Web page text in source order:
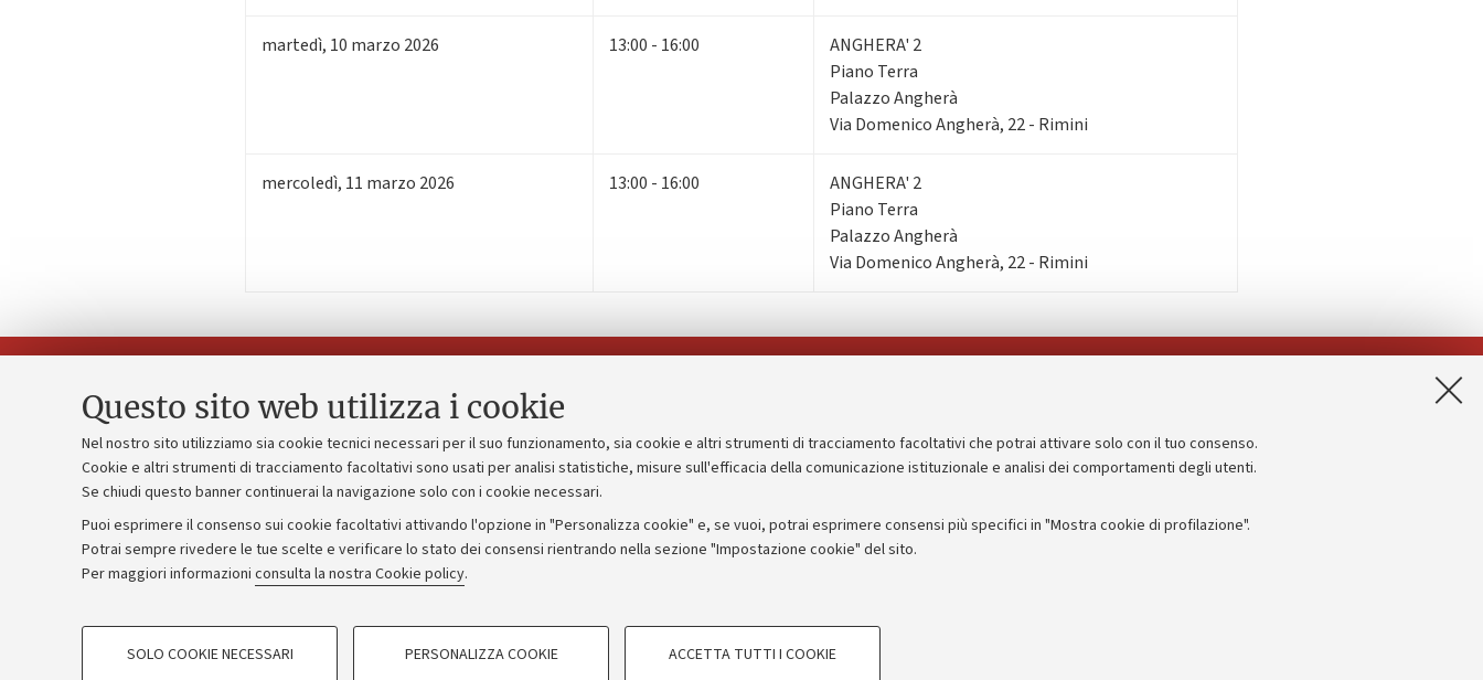
Questo sito web utilizza i cookie
Nel nostro sito utilizziamo sia cookie tecnici necessari per il suo funzionamento, sia cookie e altri strumenti di tracciamento facoltativi che potrai attivare solo con il tuo consenso.
Cookie e altri strumenti di tracciamento facoltativi sono usati per analisi statistiche, misure sull'efficacia della comunicazione istituzionale e analisi dei comportamenti degli utenti.
Se chiudi questo banner continuerai la navigazione solo con i cookie necessari.
Puoi esprimere il consenso sui cookie facoltativi attivando l'opzione in "Personalizza cookie" e, se vuoi, potrai esprimere consensi più specifici in "Mostra cookie di profilazione".
Potrai sempre rivedere le tue scelte e verificare lo stato dei consensi rientrando nella sezione "Impostazione cookie" del sito.
Per maggiori informazioni consulta la nostra Cookie policy.
COOKIE DI PROFILAZIONE - FACOLTATIVI COOKIE TECNICI - NECESSARI
SOLO COOKIE NECESSARI PERSONALIZZA COOKIE ACCETTA TUTTI I COOKIE
martedì, 10 marzo 2026 13:00 - 16:00
ANGHERA' 2
Piano Terra
Palazzo Angherà
Via Domenico Angherà, 22 - Rimini
mercoledì, 11 marzo 2026 13:00 - 16:00
ANGHERA' 2
Piano Terra
Palazzo Angherà
Via Domenico Angherà, 22 - Rimini
Contatti e PEC
Uffici dell'amministrazione generale
Lavora con noi
Alumni community
Piano strategico
Bilanci
Donazioni e 5x1000
Merchandising - UniboStore
Bandi, gare e concorsi
Amministrazione trasparente
Informazioni sul sito e accessibilità
Privacy e note legali